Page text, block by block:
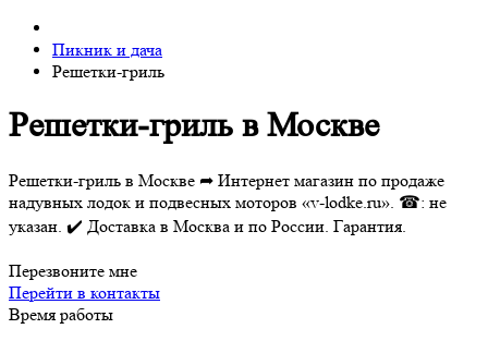
Пикник и дача
Решетки-гриль
Решетки-гриль в Москве
Решетки-гриль в Москве ➦ Интернет магазин по продаже
надувных лодок и подвесных моторов «v-lodke.ru». ☎: не
указан. ✔️ Доставка в Москва и по России. Гарантия.
Перезвоните мне
Перейти в контакты
Время работы